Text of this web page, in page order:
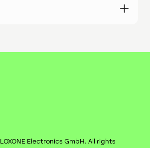
LOXONE Electronics GmbH. All rights